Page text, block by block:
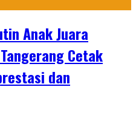
Anak Juara
Cetak
dan